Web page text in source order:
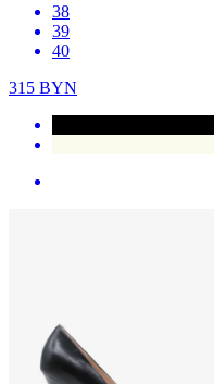
38
39
40
315 BYN